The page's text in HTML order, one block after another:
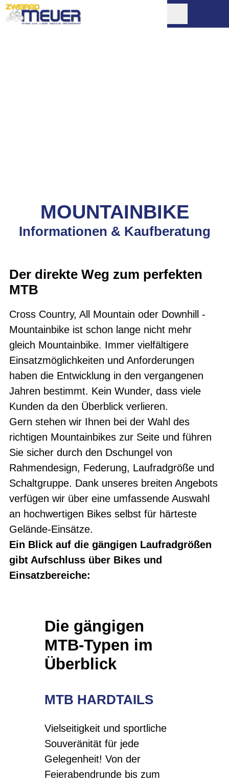
MOUNTAINBIKE
Informationen & Kaufberatung
Der direkte Weg zum perfekten
MTB
Cross Country, All Mountain oder Downhill -
Mountainbike ist schon lange nicht mehr
gleich Mountainbike. Immer vielfältigere
Einsatzmöglichkeiten und Anforderungen
haben die Entwicklung in den vergangenen
Jahren bestimmt. Kein Wunder, dass viele
Kunden da den Überblick verlieren.
Gern stehen wir Ihnen bei der Wahl des
richtigen Mountainbikes zur Seite und führen
Sie sicher durch den Dschungel von
Rahmendesign, Federung, Laufradgröße und
Schaltgruppe. Dank unseres breiten Angebots
verfügen wir über eine umfassende Auswahl
an hochwertigen Bikes selbst für härteste
Gelände-Einsätze.
Ein Blick auf die gängigen Laufradgrößen
gibt Aufschluss über Bikes und
Einsatzbereiche:
Die gängigen
MTB-Typen im
Überblick
MTB HARDTAILS
Vielseitigkeit und sportliche
Souveränität für jede
Gelegenheit! Von der
Feierabendrunde bis zum